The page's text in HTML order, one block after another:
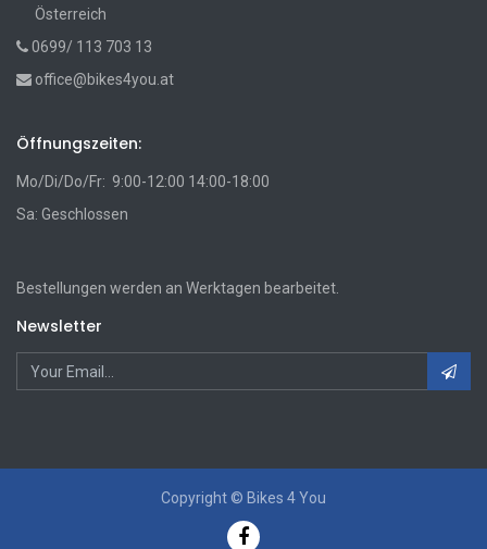
Österreich
0699/ 113 703 13
office@bikes4you.at
Öffnungszeiten:
Mo/Di/Do/Fr: 9:00-12:00 14:00-18:00
Sa: Geschlossen
Bestellungen werden an Werktagen bearbeitet.
Newsletter
Copyright © Bikes 4 You